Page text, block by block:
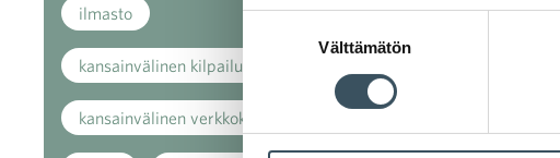
valinta
Välttämätön
ilmasto
kansainvälinen kilpailu
kansainvälinen verkkokauppa